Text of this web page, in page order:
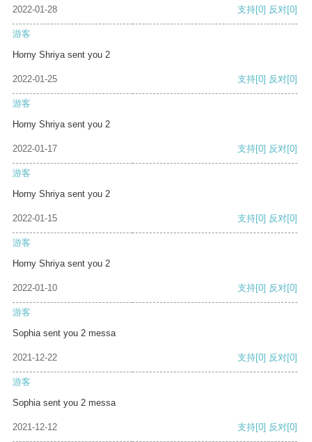
2022-01-28 支持[0] 反对[0]
游客
Horny Shriya sent you 2
2022-01-25 支持[0] 反对[0]
游客
Horny Shriya sent you 2
2022-01-17 支持[0] 反对[0]
游客
Horny Shriya sent you 2
2022-01-15 支持[0] 反对[0]
游客
Horny Shriya sent you 2
2022-01-10 支持[0] 反对[0]
游客
Sophia sent you 2 messa
2021-12-22 支持[0] 反对[0]
游客
Sophia sent you 2 messa
2021-12-12 支持[0] 反对[0]